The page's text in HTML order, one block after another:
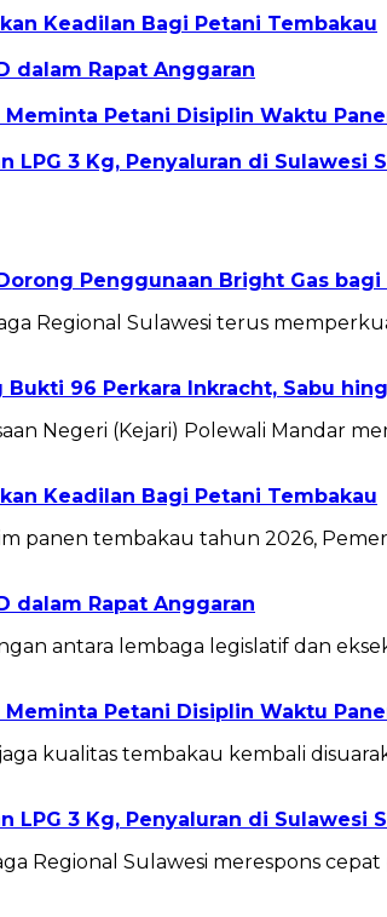
Keadilan Bagi Petani Tembakau
dalam Rapat Anggaran
Petani Disiplin Waktu
LPG 3 Kg, Penyaluran di
Penggunaan Bright Gas
Regional Sulawesi terus
96 Perkara Inkracht, Sabu
Negeri (Kejari) Polewali Mandar
Keadilan Bagi Petani Tembakau
panen tembakau tahun 2026,
dalam Rapat Anggaran
antara lembaga legislatif dan
Petani Disiplin Waktu
kualitas tembakau kembali
LPG 3 Kg, Penyaluran di
Regional Sulawesi merespons